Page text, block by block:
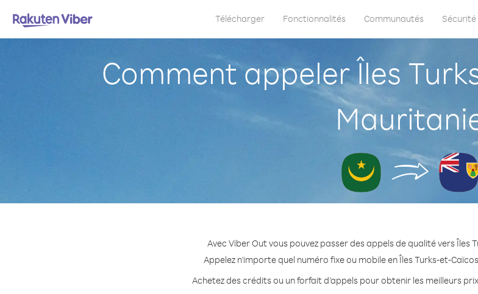
Télécharger Fonctionnalités Communautés Sécurité
Comment appeler Îles
Avec Viber Out vous pouvez passer des appels de qualité vers Îles
Appelez n'importe quel numéro fixe ou mobile en Îles Turks-et-
Achetez des crédits ou un forfait d’appels pour obtenir les meilleurs